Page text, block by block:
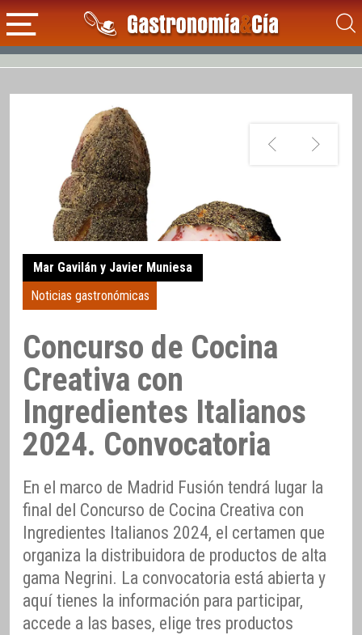
Mar Gavilán y Javier Muniesa
Noticias gastronómicas
Concurso de Cocina
Creativa con
Ingredientes Italianos
2024. Convocatoria
En el marco de Madrid Fusión tendrá lugar la
final del Concurso de Cocina Creativa con
Ingredientes Italianos 2024, el certamen que
organiza la distribuidora de productos de alta
gama Negrini. La convocatoria está abierta y
aquí tienes la información para participar,
accede a las bases, elige tres productos